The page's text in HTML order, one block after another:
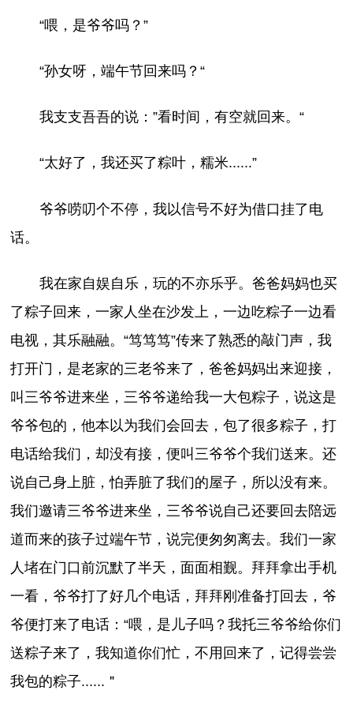
“喂，是爷爷吗？”
“孙女呀，端午节回来吗？“
我支支吾吾的说：”看时间，有空就回来。“
“太好了，我还买了粽叶，糯米......”
爷爷唠叨个不停，我以信号不好为借口挂了电
话。
我在家自娱自乐，玩的不亦乐乎。爸爸妈妈也买
了粽子回来，一家人坐在沙发上，一边吃粽子一边看
电视，其乐融融。“笃笃笃”传来了熟悉的敲门声，我
打开门，是老家的三老爷来了，爸爸妈妈出来迎接，
叫三爷爷进来坐，三爷爷递给我一大包粽子，说这是
爷爷包的，他本以为我们会回去，包了很多粽子，打
电话给我们，却没有接，便叫三爷爷个我们送来。还
说自己身上脏，怕弄脏了我们的屋子，所以没有来。
我们邀请三爷爷进来坐，三爷爷说自己还要回去陪远
道而来的孩子过端午节，说完便匆匆离去。我们一家
人堵在门口前沉默了半天，面面相觐。拜拜拿出手机
一看，爷爷打了好几个电话，拜拜刚准备打回去，爷
爷便打来了电话：“喂，是儿子吗？我托三爷爷给你们
送粽子来了，我知道你们忙，不用回来了，记得尝尝
我包的粽子......＂